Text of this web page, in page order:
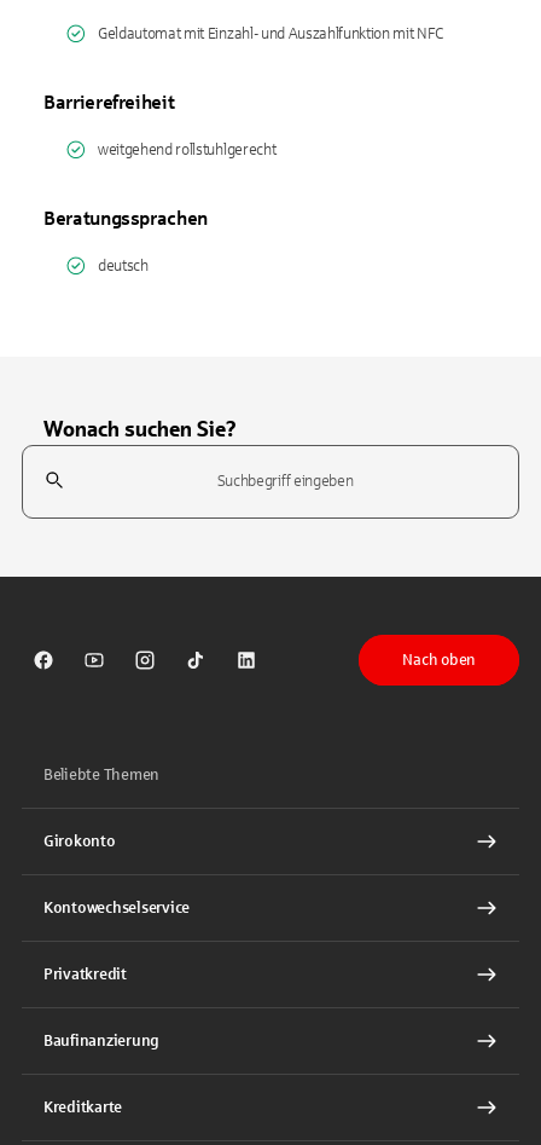
Geldautomat mit Einzahl- und Auszahlfunktion mit NFC
Barrierefreiheit
weitgehend rollstuhlgerecht
Beratungssprachen
deutsch
Wonach suchen Sie?
Suchfeld
Sparkasse auf Facebook
Sparkasse auf Youtube
Sparkasse auf Instagram
Sparkasse auf TikTok
Sparkasse auf LinkedIn
Nach oben
Beliebte Themen
Girokonto
Kontowechselservice
Privatkredit
Baufinanzierung
Kreditkarte